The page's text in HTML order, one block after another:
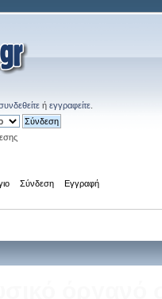
ή εγγραφείτε
Σύνδεση Εγγραφή